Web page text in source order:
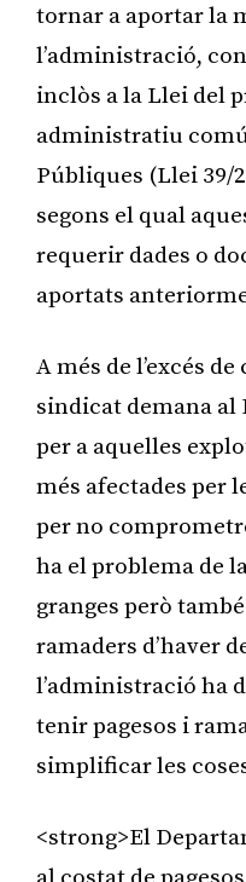
tornar a aportar la
l’administració,
inclòs a la Llei del
administratiu
Públiques (Llei 39/
segons el qual
requerir dades o
aportats
A més de l’excés
sindicat demana al
per a aquelles
més afectades per
per no
ha el problema de
granges però
ramaders d’haver
l’administració ha
tenir pagesos i
simplificar les
<strong>El